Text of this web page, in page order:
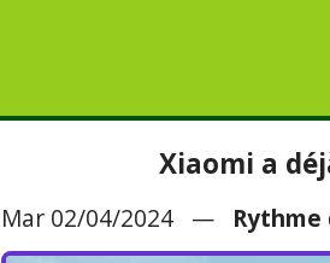
Xiaomi a
Mar 02/04/2024 —